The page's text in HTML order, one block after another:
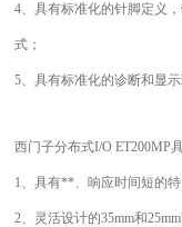
4、具有标准化的针脚定义
式；
5、具有标准化的诊断和显示
西门子分布式I/O ET200MP
1、具有**、响应时间短的
2、灵活设计的35mm和